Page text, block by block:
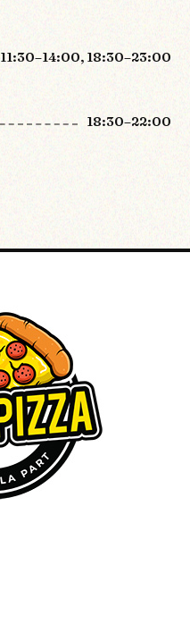
11:30–14:00, 18:30–23:00
18:30–22:00